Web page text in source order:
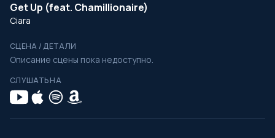
Get Up (feat. Chamillionaire)
Ciara
СЦЕНА / ДЕТАЛИ
Описание сцены пока недоступно.
СЛУШАТЬ НА